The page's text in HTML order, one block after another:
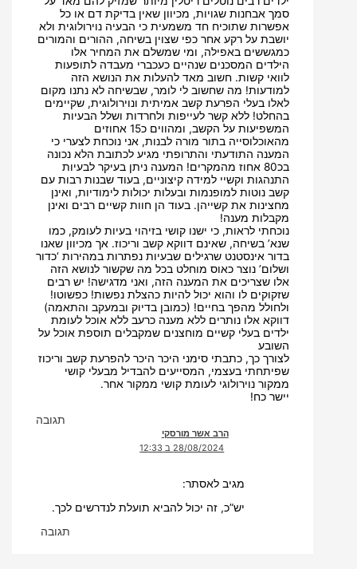
סמך אבחנות שגויות, מכיוון שאין בדיקת דם או כל
אפשרות שתוכיח חד משמעית כי הבעיה נוירולוגית ולא
יושבת על רקע אחר כפי שצוין בשיחה, ההורים והמורים
כמגששים באפילה, ומי שמשלם את המחיר אלו
הילדים המסכנים שנהיים כעכברי מעבדה לתופעות
לוואי קשות. חשוב מאד להעלות את הנושא הזה
למודעות! מה שחשוב לי לומר, שבשיחה לא נתנו מקום
לאלו בעלי הפרעת קשב אמיתית ונוירולוגית, שקיימים
בהחלט! ללא קשר לעייפות ולחרדות ושלל הבעיות
המשפיעות על הקשב, ומהווים כ15 אחוזים
מהאוכלוסייה בתור מורה לבנות, אני נוכחת לצערי כי
המענה התודעתי והתרופתי מגיע לכתובת הלא נכונה
בכ80 אחוז מהמקרים! המענה ניתן בעיקר לבעיות
התנהגות וקשיי למידה קיצוניים, בעוד שבנות רבות עם
קשב נוטות למופנמות ובעלות יכולות לימודיות, ואינן
מחצינות את קשייהן. בעוד הן חוות קשיים רבים ואינן
מקבלות מענה!
נוכחתי לראות, כי ישנו קושי בזיהוי בעיות לעומק, כמו
שנא’ בשיחה, שאינם דווקא קשב וריכוז. אך מכיוון שאנו
בדור אינסטנט שרגילים שבעיות נפתרות במהירות ‘כדור
ושלום’ נוצר כאוס מוחלט בכל מה שקשור לנושא הזה
אלו שצריכים את המענה הזה, ואני מדגישה! יש רבים
שזקוקים לו והוא יכול להיות כהצלת נפשות! כפשוטו!
ולחולל מהפך בחיים! (כמובן בדיוק ובמעקב והתאמה)
דווקא אלו נותרים ללא מענה כרעב ללא אוכל לעומת
ילדים בעלי קשיים מוחצנים שמקבלים תוספת אוכל על
השובע
לצורך כך, כתבתי סימני היכר היכר להפרעת קשב וריכוז
שפיתחתי בעצמי, המסייעים להבדיל מבעלי קושי
ממקור נוירולוגי לעומת קושי ממקור אחר.
יישר כח!
תגובה
הרב אשר מורסקי
28/08/2024 ב 12:33
מגיב לאסתר:
יש”כ, זה יכול להביא תועלת לנדרשים לכך.
תגובה